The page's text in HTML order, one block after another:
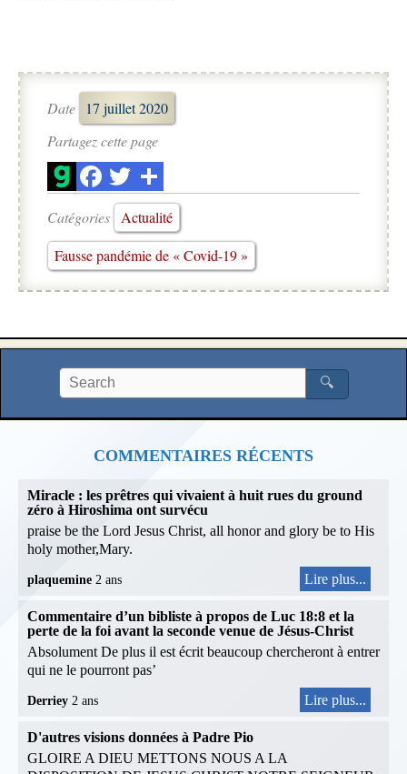
Date
17 juillet 2020
Partagez cette page
Catégories
Actualité
Fausse pandémie de « Covid-19 »
🔍
COMMENTAIRES RÉCENTS
Miracle : les prêtres qui vivaient à huit rues du ground
zéro à Hiroshima ont survécu
praise be the Lord Jesus Christ, all honor and glory be to His
holy mother,Mary.
plaquemine 2 ans Lire plus...
Commentaire d’un bibliste à propos de Luc 18:8 et la
perte de la foi avant la seconde venue de Jésus-Christ
Absolument De plus il est écrit beaucoup chercheront à entrer
qui ne le pourront pas’
Derriey 2 ans Lire plus...
D'autres visions données à Padre Pio
GLOIRE A DIEU METTONS NOUS A LA